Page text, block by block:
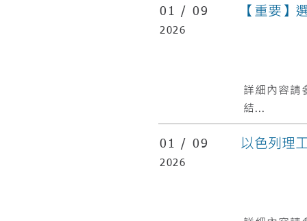
01 / 09
2026
【重要】
詳細內容請
結...
01 / 09
2026
以色列理